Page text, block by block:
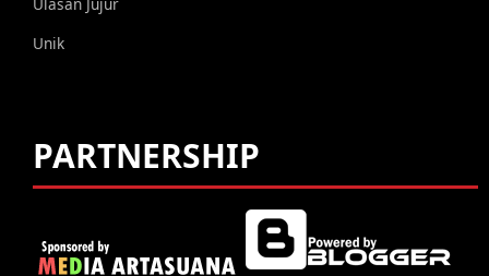
Ulasan Jujur
Unik
PARTNERSHIP